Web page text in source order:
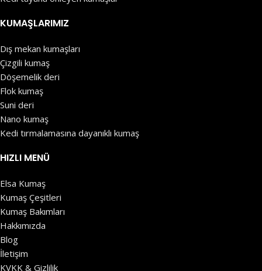
KUMAŞLARIMIZ
Dış mekan kumaşları
Çizgili kumaş
Döşemelik deri
Flok kumaş
Suni deri
Nano kumaş
Kedi tırmalamasına dayanıklı kumaş
HIZLI MENÜ
Elsa Kumaş
Kumaş Çeşitleri
Kumaş Bakımları
Hakkımızda
Blog
İletişim
KVKK & Gizlilik